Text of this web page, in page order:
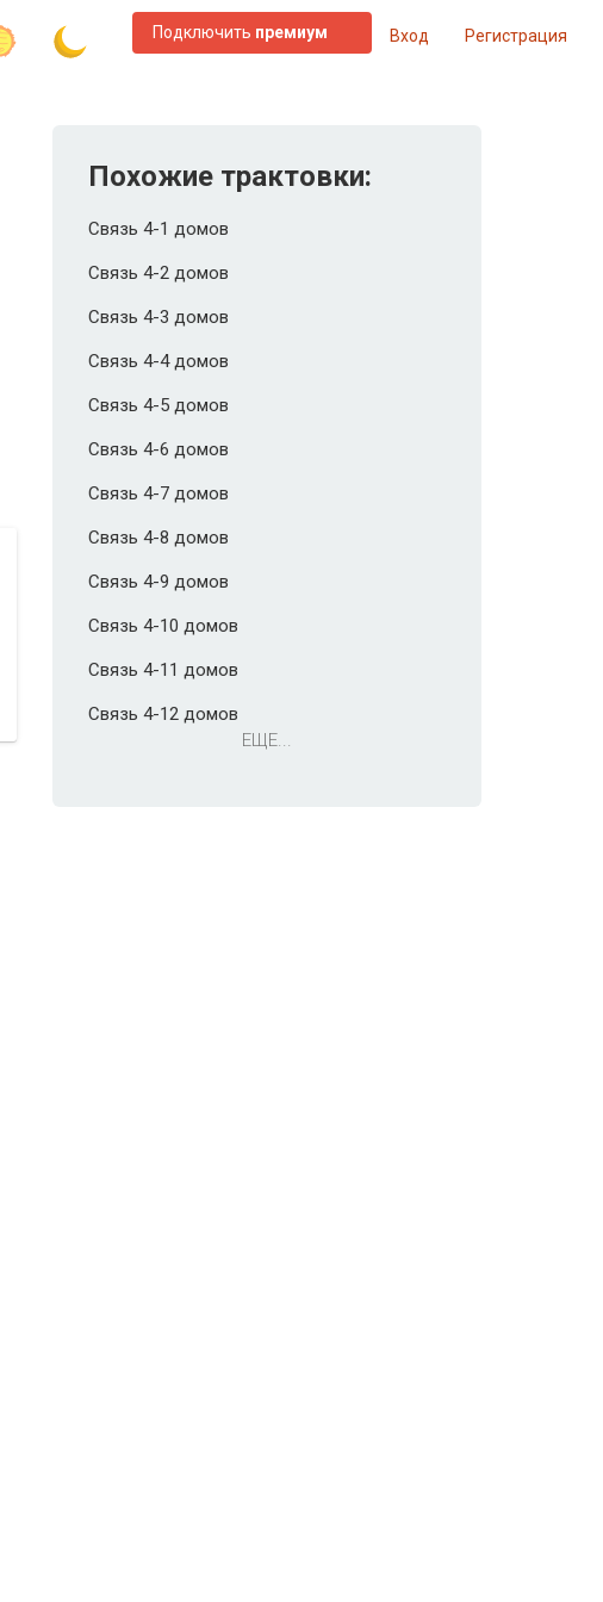
Подключить премиум Вход Регистрация
Похожие трактовки:
Связь 4-1 домов
Связь 4-2 домов
Связь 4-3 домов
Связь 4-4 домов
Связь 4-5 домов
Связь 4-6 домов
Связь 4-7 домов
Связь 4-8 домов
Связь 4-9 домов
Связь 4-10 домов
Связь 4-11 домов
Связь 4-12 домов
ЕЩЕ...